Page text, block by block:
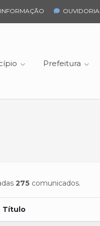
OUVIDORIA
Prefeitura
275comunicados.
Título